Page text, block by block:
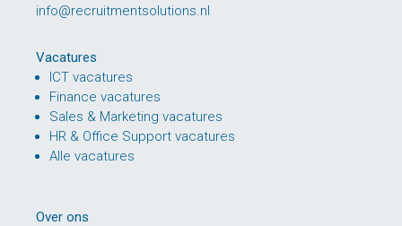
info@recruitmentsolutions.nl
Vacatures
ICT vacatures
Finance vacatures
Sales & Marketing vacatures
HR & Office Support vacatures
Alle vacatures
Over ons